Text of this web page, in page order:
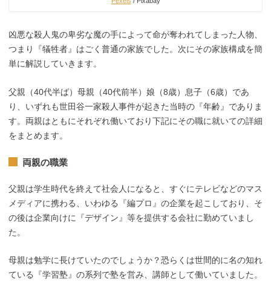
凶悪な殺人鬼の卑劣な魔の手によって命が奪われてしまった人物、
つまり『犠牲者』はごく普通の家族でした。次にその家族構成を簡
単に解説していきます。
父親（40代半ば）母親（40代前半）娘（8歳）息子（6歳）であ
り、いずれも世田谷一家殺人事件が起きた当時の『年齢』でありま
す。両親はともにそれぞれ働いており下記にその職に就いての詳細
をまとめます。
両親の職業
父親は学生時代を終えて社会人になると、すぐにテレビなどのマス
メディアに携わる、いわゆる『編プロ』の企業を起こしており、そ
の後は企業向けに『デザイン』等を提供する会社に勤めていまし
た。
母親は勉学に長けていたのでしょうか？恐らくは世間的に名の知れ
ている『学習塾』の系列で塾を営み、講師として働いていました。